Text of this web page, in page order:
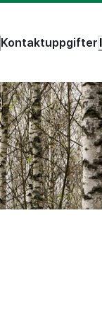
Kontaktuppgifter